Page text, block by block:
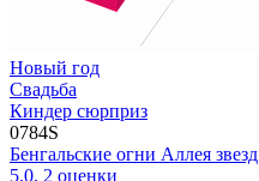
Новый год
Свадьба
Киндер сюрприз
0784S
Бенгальские огни Аллея звезд
5.0, 2 оценки